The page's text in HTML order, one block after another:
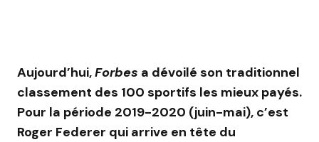
Aujourd’hui,Forbes a dévoilé son traditionnel
classement des 100 sportifs les mieux payés.
Pour la période 2019-2020 (juin-mai), c’est
Roger Federer qui arrive en tête du